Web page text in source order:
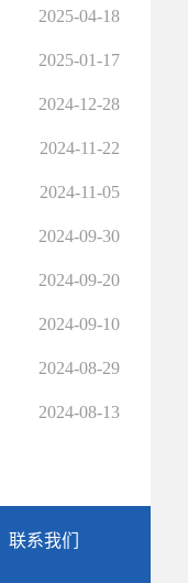
2025-04-18
2025-01-17
2024-12-28
2024-11-22
2024-11-05
2024-09-30
2024-09-20
2024-09-10
2024-08-29
2024-08-13
联系我们